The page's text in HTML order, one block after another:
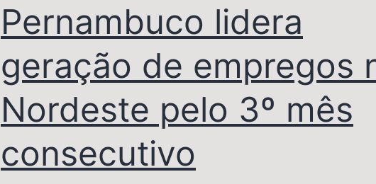
Pernambuco lidera
geração de empregos
Nordeste pelo 3º mês
consecutivo